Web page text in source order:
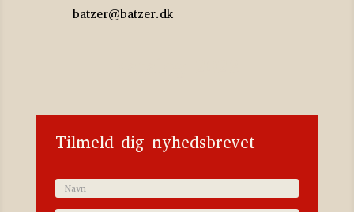
batzer@batzer.dk
Tilmeld dig nyhedsbrevet